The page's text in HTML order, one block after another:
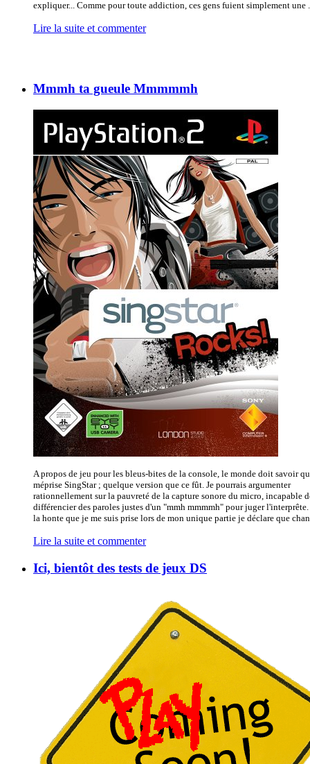
expliquer... Comme pour toute addiction, ces gens fuient simplement une
Lire la suite et commenter
Mmmh ta gueule Mmmmmh
A propos de jeu pour les bleus-bites de la console, le monde doit savoir
méprise SingStar ; quelque version que ce fût. Je pourrais argumenter
rationnellement sur la pauvreté de la capture sonore du micro, incapable
différencier des paroles justes d'un "mmh mmmmh" pour juger
la honte que je me suis prise lors de mon unique partie je déclare que
Lire la suite et commenter
Ici, bientôt des tests de jeux DS